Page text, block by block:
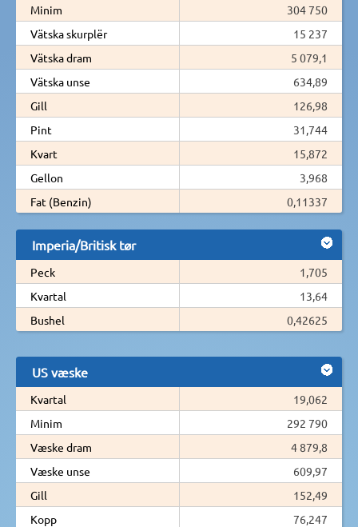
Minim
304 750
Vätska skurplër
15 237
Vätska dram
5 079,1
Vätska unse
634,89
Gill
126,98
Pint
31,744
Kvart
15,872
Gellon
3,968
Fat (Benzin)
0,11337
Imperia/Britisk tør
Peck
1,705
Kvartal
13,64
Bushel
0,42625
US væske
Kvartal
19,062
Minim
292 790
Væske dram
4 879,8
Væske unse
609,97
Gill
152,49
Kopp
76,247